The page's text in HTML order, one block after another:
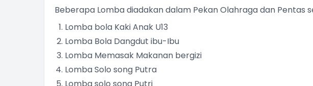
Beberapa Lomba diadakan dalam Pekan Olahraga dan Pentas
Lomba bola Kaki Anak U13
Lomba Bola Dangdut ibu-Ibu
Lomba Memasak Makanan bergizi
Lomba Solo song Putra